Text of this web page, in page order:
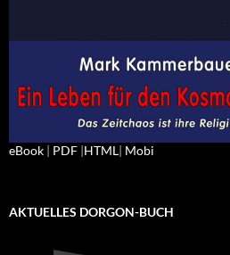
eBook | PDF |HTML| Mobi
AKTUELLES DORGON-BUCH